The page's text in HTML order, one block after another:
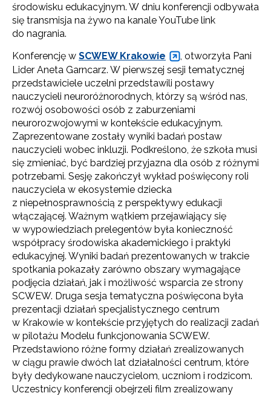
środowisku edukacyjnym. W dniu konferencji odbywała
się transmisja na żywo na kanale YouTube link
do nagrania.
Konferencję w SCWEW Krakowie
, otworzyła Pani
Lider Aneta Garncarz. W pierwszej sesji tematycznej
przedstawiciele uczelni przedstawili postawy
nauczycieli neuroróżnorodnych, którzy są wśród nas,
rozwój osobowości osób z zaburzeniami
neurorozwojowymi w kontekście edukacyjnym.
Zaprezentowane zostały wyniki badań postaw
nauczycieli wobec inkluzji. Podkreślono, że szkoła musi
się zmieniać, być bardziej przyjazna dla osób z różnymi
potrzebami. Sesję zakończył wykład poświęcony roli
nauczyciela w ekosystemie dziecka
z niepełnosprawnością z perspektywy edukacji
włączającej. Ważnym wątkiem przejawiający się
w wypowiedziach prelegentów była konieczność
współpracy środowiska akademickiego i praktyki
edukacyjnej. Wyniki badań prezentowanych w trakcie
spotkania pokazały zarówno obszary wymagające
podjęcia działań, jak i możliwość wsparcia ze strony
SCWEW. Druga sesja tematyczna poświęcona była
prezentacji działań specjalistycznego centrum
w Krakowie w kontekście przyjętych do realizacji zadań
w pilotażu Modelu funkcjonowania SCWEW.
Przedstawiono różne formy działań zrealizowanych
w ciągu prawie dwóch lat działalności centrum, które
były dedykowane nauczycielom, uczniom i rodzicom.
Uczestnicy konferencji obejrzeli film zrealizowany